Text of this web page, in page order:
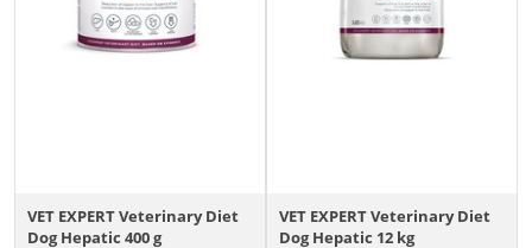
VET EXPERT Veterinary Diet
Dog Hepatic 400 g
VET EXPERT Veterinary Diet
Dog Hepatic 12 kg